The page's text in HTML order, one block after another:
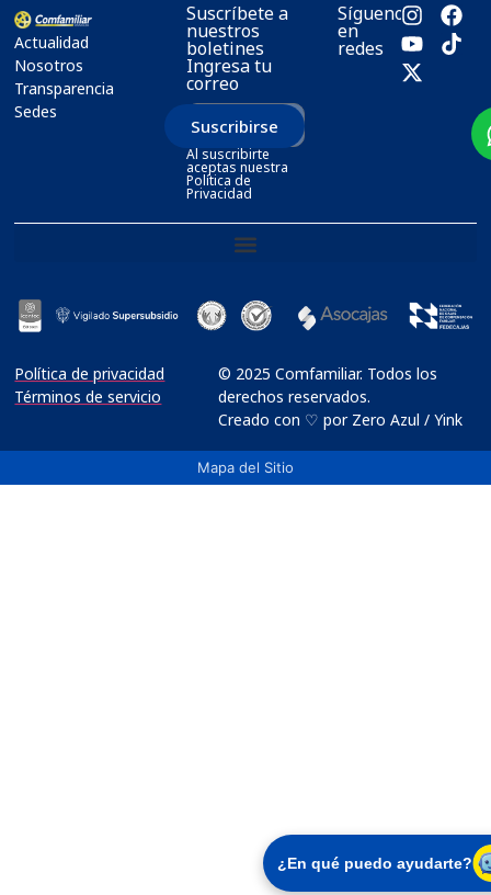
Actualidad
Nosotros
Transparencia
Sedes
Suscríbete a
nuestros
boletines
Ingresa tu
correo
Suscribirse
Al suscribirte
aceptas nuestra
Política de
Privacidad
Síguenos
en
redes
Política de privacidad
Términos de servicio
© 2025 Comfamiliar. Todos los
derechos reservados.
Creado con ♡ por Zero Azul / Yink
¿En qué puedo ayudarte?
Mapa del Sitio